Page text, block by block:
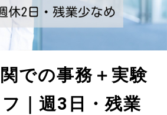
での事務＋実験
｜週3日・残業